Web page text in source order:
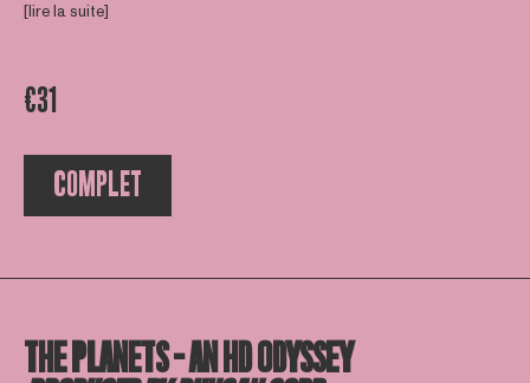
[lire la suite]
€31
COMPLET
THE PLANETS - AN HD ODYSSEY